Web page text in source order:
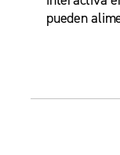
pueden